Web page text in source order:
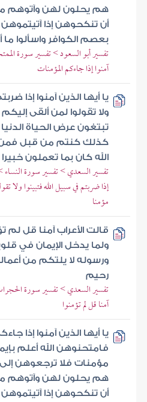
هم يحلون لهن وآتوهم ما
أن تنكحوهن إذا
بعصم الكوافر واسألوا ما
تفسير أبو السعود > تفسير سورة
آمنوا إذا جاءكم المؤمنات
يا أيها الذين آمنوا إذا
ولا تقولوا لمن ألقى
تبتغون عرض الحياة
كذلك كنتم من قبل فمن
الله كان بما تعملون خبيرا
تفسير السعدي > تفسير سورة النساء >
إذا ضربتم في سبيل الله فتبينوا ولا
مؤمنا
قالت الأعراب آمنا قل لم
ولما يدخل الإيمان في
ورسوله لا يلتكم من
رحيم
تفسير السعدي > تفسير سورة
آمنا قل لم تؤمنوا
يا أيها الذين آمنوا إذا
فامتحنوهن الله أعلم
مؤمنات فلا ترجعوهن
هم يحلون لهن وآتوهم ما
أن تنكحوهن إذا